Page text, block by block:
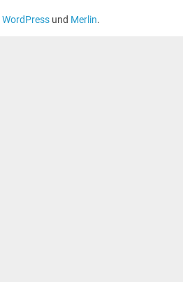
WordPressund Merlin.